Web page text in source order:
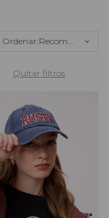
Recomendados
Quitar filtros